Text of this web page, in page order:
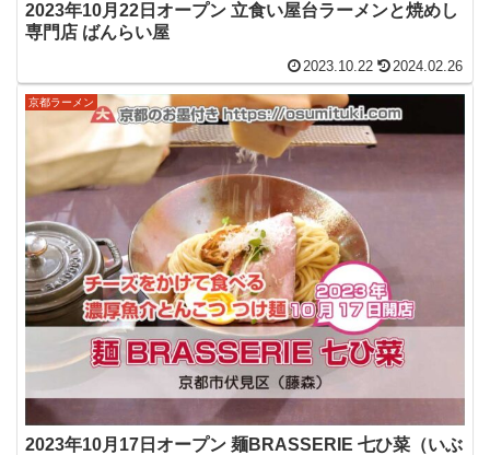
2023年10月22日オープン 立食い屋台ラーメンと焼めし
専門店 ばんらい屋
2023.10.22 2024.02.26
京都ラーメン
2023年10月17日オープン 麺BRASSERIE 七ひ菜（いぶ